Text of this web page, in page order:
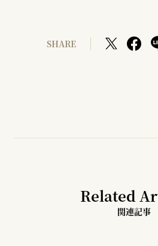
SHARE
Related
関連記事